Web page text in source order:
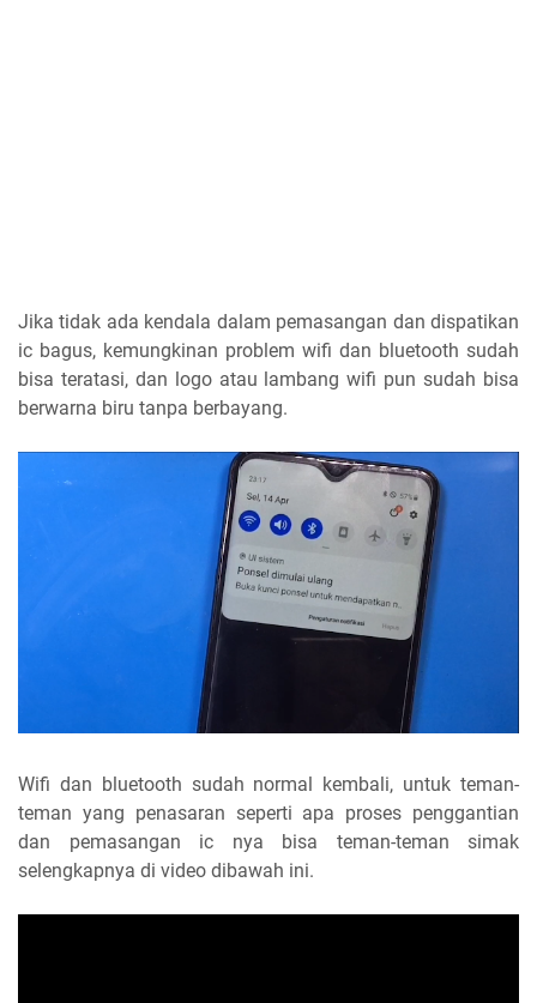
Jika tidak ada kendala dalam pemasangan dan dispatikan
ic bagus, kemungkinan problem wifi dan bluetooth sudah
bisa teratasi, dan logo atau lambang wifi pun sudah bisa
berwarna biru tanpa berbayang.
Wifi dan bluetooth sudah normal kembali, untuk teman-
teman yang penasaran seperti apa proses penggantian
dan pemasangan ic nya bisa teman-teman simak
selengkapnya di video dibawah ini.